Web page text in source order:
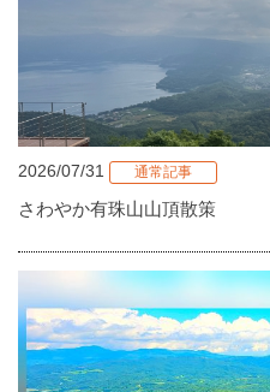
2026/07/31 通常記事
さわやか有珠山山頂散策